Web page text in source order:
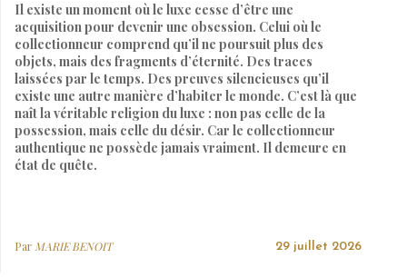
Il existe un moment où le luxe cesse d’être une
acquisition pour devenir une obsession. Celui où le
collectionneur comprend qu’il ne poursuit plus des
objets, mais des fragments d’éternité. Des traces
laissées par le temps. Des preuves silencieuses qu’il
existe une autre manière d’habiter le monde. C’est là que
naît la véritable religion du luxe : non pas celle de la
possession, mais celle du désir. Car le collectionneur
authentique ne possède jamais vraiment. Il demeure en
état de quête.
Par MARIE BENOIT 29 juillet 2026